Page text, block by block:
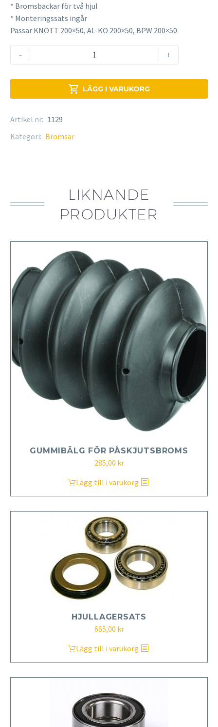
* Bromsbackar för två hjul
* Monteringssats ingår
Passar KNOTT 200×50, AL-KO 200×50, BPW 200×50
-
Bromsbackset
mängd
+
 LÄGG I VARUKORG
Artikel nr: 1129
Kategori: Bromsar
LIKNANDE
PRODUKTER
GUMMIBÄLG FÖR PÅSKJUTSBROMS
285,00 kr
Lägg till i varukorg
HJULLAGERSATS
665,00 kr
Lägg till i varukorg